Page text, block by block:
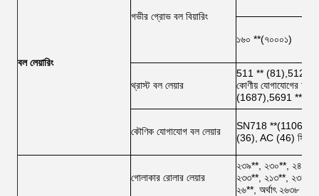
বল লেয়ারিং
গভীর গ্রোভ বল বিয়ারিং
১৬০ **(৭০০০১)
থ্রাস্ট বল লেয়ার
511 ** (81),512 **
কোণীয় যোগাযোগের চাপ
(1687),5691 **
কৌণিক যোগাযোগ বল লেয়ার
SN718 **(11068),
(36), AC (46)
গোলাকার রোলার লেয়ার
২৩৯**, ২৩০**,
২৩৩**, ২১৩**, ২৩৮**,
২৬**, অর্থাৎ ২৬৩৮